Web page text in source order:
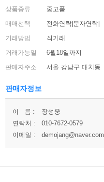
상품종류
중고품
매매선택
전화연락|문자연락|
거래방법
직거래
거래가능일
6월18일까지
판매자주소
서울 강남구 대치동
판매자정보
이 름 :
장성웅
연락처 :
010-7672-0579
이메일 :
demojang@naver.com